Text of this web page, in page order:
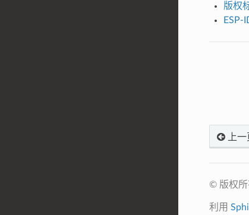
版权
ESP-
上一
© 版权所
利用